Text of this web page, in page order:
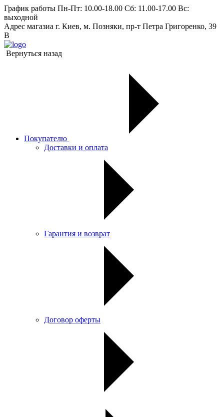
График работы Пн-Пт: 10.00-18.00 Сб: 11.00-17.00 Вс:
выходной
Адрес магазиа г. Киев, м. Позняки, пр-т Петра Григоренко, 39
В
Вернуться назад
Покупателю
Доставки и оплата
Гарантия и возврат
Договор оферты